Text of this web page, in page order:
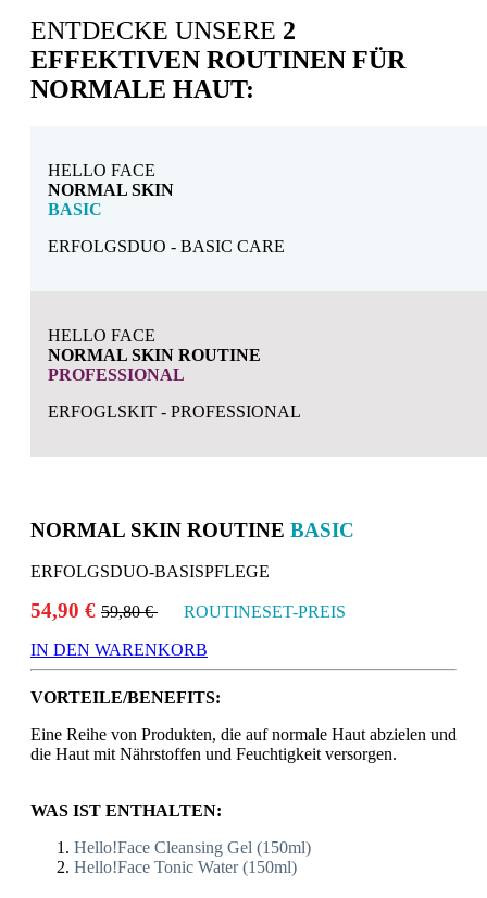
ENTDECKE UNSERE 2
EFFEKTIVEN ROUTINEN FÜR
NORMALE HAUT:
HELLO FACE
NORMAL SKIN
BASIC
ERFOLGSDUO - BASIC CARE
HELLO FACE
NORMAL SKIN ROUTINE
PROFESSIONAL
ERFOGLSKIT - PROFESSIONAL
NORMAL SKIN ROUTINE BASIC
ERFOLGSDUO-BASISPFLEGE
54,90 € 59,80 € ROUTINESET-PREIS
IN DEN WARENKORB
VORTEILE/BENEFITS:
Eine Reihe von Produkten, die auf normale Haut abzielen und
die Haut mit Nährstoffen und Feuchtigkeit versorgen.
WAS IST ENTHALTEN:
Hello!Face Cleansing Gel (150ml)
Hello!Face Tonic Water (150ml)